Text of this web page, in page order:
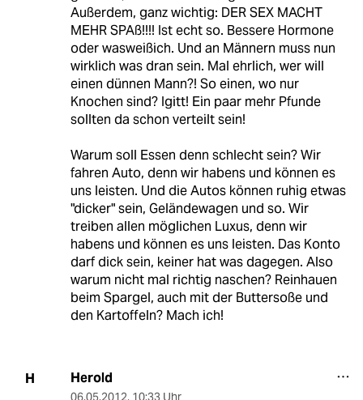
Außerdem, ganz wichtig: DER SEX MACHT
MEHR SPAß!!!! Ist echt so. Bessere Hormone
oder wasweißich. Und an Männern muss nun
wirklich was dran sein. Mal ehrlich, wer will
einen dünnen Mann?! So einen, wo nur
Knochen sind? Igitt! Ein paar mehr Pfunde
sollten da schon verteilt sein!
Warum soll Essen denn schlecht sein? Wir
fahren Auto, denn wir habens und können es
uns leisten. Und die Autos können ruhig etwas
"dicker" sein, Geländewagen und so. Wir
treiben allen möglichen Luxus, denn wir
habens und können es uns leisten. Das Konto
darf dick sein, keiner hat was dagegen. Also
warum nicht mal richtig naschen? Reinhauen
beim Spargel, auch mit der Buttersoße und
den Kartoffeln? Mach ich!
H Herold
06.05.2012, 10:33 Uhr